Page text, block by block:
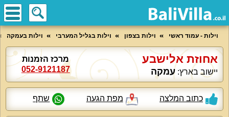
וילות - עמוד ראשי וילות בצפון וילות בגליל המערבי וילות בעמקה
אחוזת אלישבע
יישוב בארץ: עמקה
מרכז הזמנות
052-9121187
כתוב המלצה מפת הגעה שתף